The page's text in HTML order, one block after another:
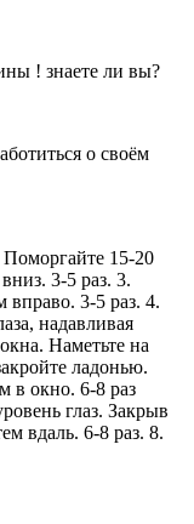
! знаете ли вы?
о своём
Поморгайте 15-20
3-5 раз. 3.
вправо. 3-5 раз. 4.
надавливая
Наметьте на
ладонью.
в окно. 6-8 раз
глаз. Закрыв
вдаль. 6-8 раз. 8.